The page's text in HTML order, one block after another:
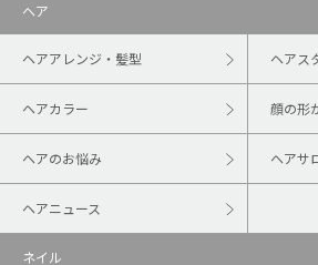
ヘア
ヘアアレンジ・髪型 ヘアス
ヘアカラー 顔の形
ヘアのお悩み ヘアサ
ヘアニュース
ネイル